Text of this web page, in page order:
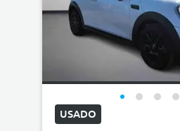
USADO